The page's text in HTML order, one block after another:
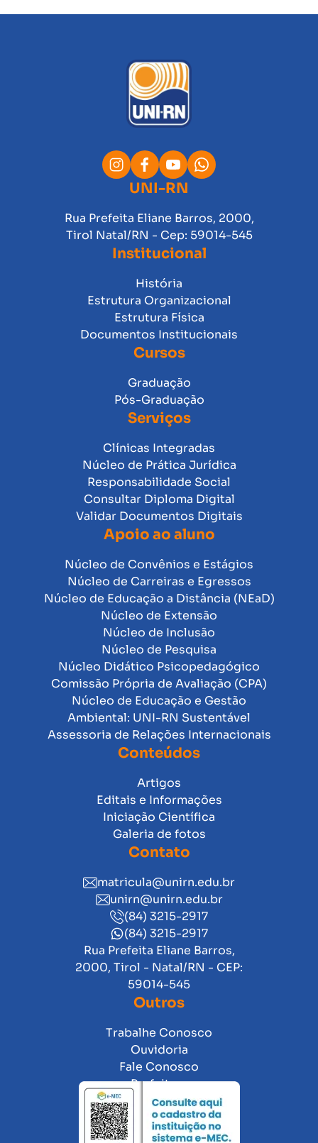
UNI-RN
Rua Prefeita Eliane Barros, 2000,
Tirol Natal/RN - Cep: 59014-545
Institucional
História
Estrutura Organizacional
Estrutura Física
Documentos Institucionais
Cursos
Graduação
Pós-Graduação
Serviços
Clínicas Integradas
Núcleo de Prática Jurídica
Responsabilidade Social
Consultar Diploma Digital
Validar Documentos Digitais
Apoio ao aluno
Núcleo de Convênios e Estágios
Núcleo de Carreiras e Egressos
Núcleo de Educação a Distância (NEaD)
Núcleo de Extensão
Núcleo de Inclusão
Núcleo de Pesquisa
Núcleo Didático Psicopedagógico
Comissão Própria de Avaliação (CPA)
Núcleo de Educação e Gestão
Ambiental: UNI-RN Sustentável
Assessoria de Relações Internacionais
Conteúdos
Artigos
Editais e Informações
Iniciação Científica
Galeria de fotos
Contato
matricula@unirn.edu.br
unirn@unirn.edu.br
(84) 3215-2917
(84) 3215-2917
Rua Prefeita Eliane Barros,
2000, Tirol - Natal/RN - CEP:
59014-545
Outros
Trabalhe Conosco
Ouvidoria
Fale Conosco
Prefeitura